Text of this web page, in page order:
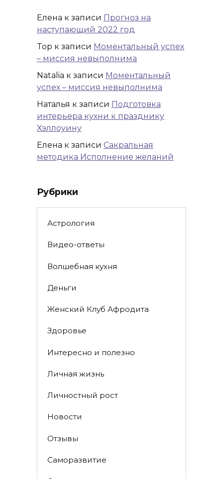
Елена к записи Прогноз на
наступающий 2022 год
Top к записи Моментальный успех
– миссия невыполнима
Natalia к записи Моментальный
успех – миссия невыполнима
Наталья к записи Подготовка
интерьера кухни к празднику
Хэллоуину
Елена к записи Сакральная
методика Исполнение желаний
Рубрики
Астрология
Видео-ответы
Волшебная кухня
Деньги
Женский Клуб Афродита
Здоровье
Интересно и полезно
Личная жизнь
Личностный рост
Новости
Отзывы
Саморазвитие